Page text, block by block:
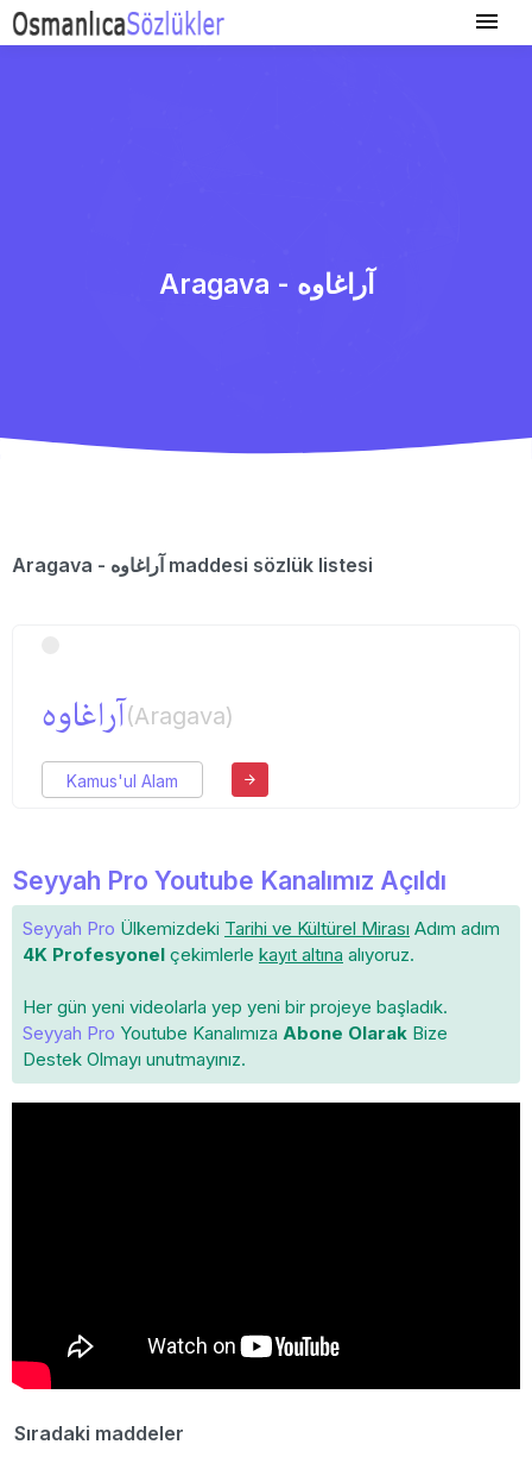
Aragava - آراغاوە
Aragava - آراغاوە maddesi sözlük listesi
آراغاوە(Aragava)
Kamus'ul Alam
Seyyah Pro Youtube Kanalımız Açıldı
Seyyah Pro Ülkemizdeki Tarihi ve Kültürel Mirası Adım adım
4K Profesyonel çekimlerle kayıt altına alıyoruz.
Her gün yeni videolarla yep yeni bir projeye başladık.
Seyyah Pro Youtube Kanalımıza Abone Olarak Bize
Destek Olmayı unutmayınız.
Sıradaki maddeler